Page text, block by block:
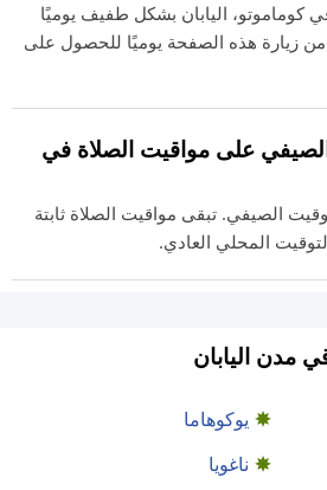
كوماموتو، اليابان بشكل طفيف يوميًا
زيارة هذه الصفحة يوميًا للحصول على
على مواقيت الصلاة في
الصيفي. تبقى مواقيت الصلاة ثابتة
المحلي العادي.
مدن اليابان
يوكوهاما
ناغويا